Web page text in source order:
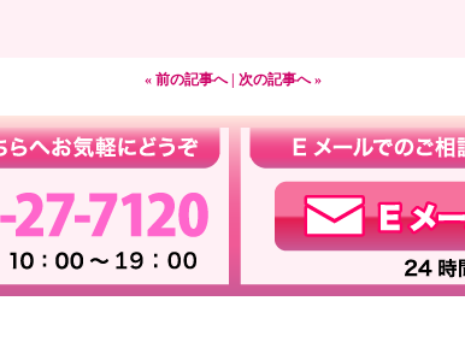
« 前の記事へ| 次の記事へ »